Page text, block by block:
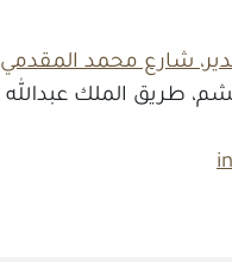
شارع محمد المقدمي
طريق الملك عبدالله